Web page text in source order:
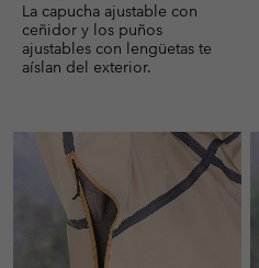
La capucha ajustable con
ceñidor y los puños
ajustables con lengüetas te
aíslan del exterior.